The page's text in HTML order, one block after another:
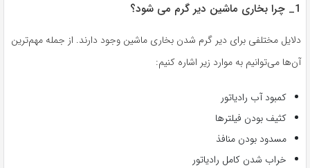
1_ چرا بخاری ماشین دیر گرم می ‌شود؟
دلایل مختلفی برای دیر گرم شدن بخاری ماشین وجود دارند. از جمله مهم‌ترین
آن‌ها می‌توانیم به موارد زیر اشاره کنیم:
کمبود آب رادیاتور
کثیف بودن فیلترها
مسدود بودن منافذ
خراب شدن کامل رادیاتور